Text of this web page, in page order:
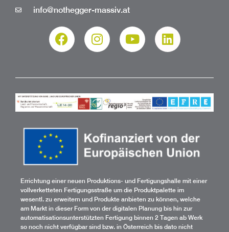
info@nothegger-massiv.at
Errichtung einer neuen Produktions- und Fertigungshalle mit einer
vollverketteten Fertigungsstraße um die Produktpalette im
wesentl. zu erweitern und Produkte anbieten zu können, welche
am Markt in dieser Form von der digitalen Planung bis hin zur
automatisationsunterstützten Fertigung binnen 2 Tagen ab Werk
so noch nicht verfügbar sind bzw. in Österreich bis dato nicht